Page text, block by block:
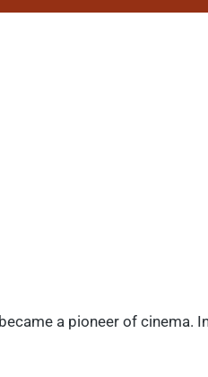
a pioneer of cinema.